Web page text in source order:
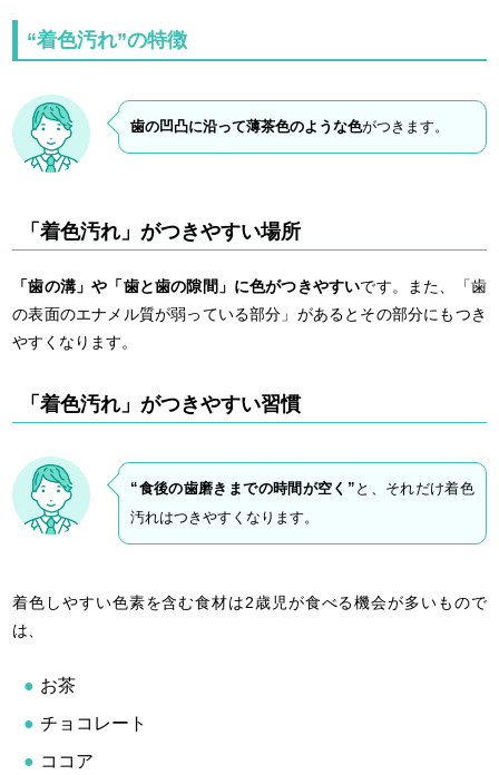
“着色汚れ”の特徴
歯の凹凸に沿って薄茶色のような色がつきます。
「着色汚れ」がつきやすい場所
「歯の溝」や「歯と歯の隙間」に色がつきやすいです。また、「歯
の表面のエナメル質が弱っている部分」があるとその部分にもつき
やすくなります。
「着色汚れ」がつきやすい習慣
“食後の歯磨きまでの時間が空く” と、それだけ着色
汚れはつきやすくなります。
着色しやすい色素を含む食材は2歳児が食べる機会が多いもので
は、
お茶
チョコレート
ココア